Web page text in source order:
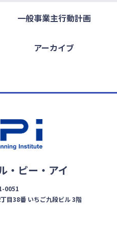
一般事業主行動計画
アーカイブ
・ピー・アイ
0051
目38番 いちご九段ビル 3階